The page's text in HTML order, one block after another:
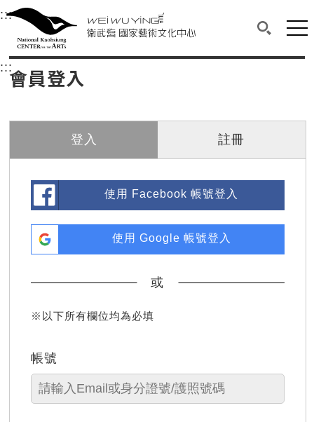
衛武營國家藝術文化中心
中央內容區塊，為本頁主要內容區。
:::選單連結區塊，此區塊列有本網站主要連結。
衛武營國家藝術文化中心
搜尋(開
網
::: 中央內容區塊，為本頁主要內容區。
會員登入
登入 註冊
使用 Facebook 帳號登入
使用 Google 帳號登入
或
※以下所有欄位均為必填
帳號